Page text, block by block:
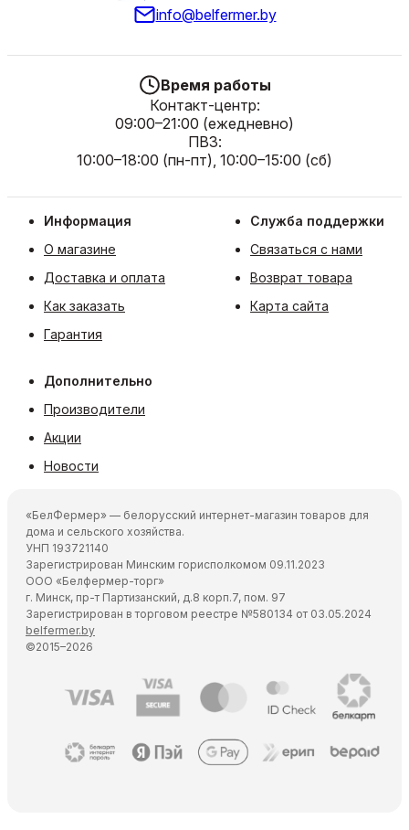
info@belfermer.by
Время работы
Контакт-центр:
09:00–21:00 (ежедневно)
ПВЗ:
10:00–18:00 (пн-пт), 10:00–15:00 (сб)
Информация
О магазине
Доставка и оплата
Как заказать
Гарантия
Служба поддержки
Связаться с нами
Возврат товара
Карта сайта
Дополнительно
Производители
Акции
Новости
«БелФермер» — белорусский интернет-магазин товаров для
дома и сельского хозяйства.
УНП 193721140
Зарегистрирован Минским горисполкомом 09.11.2023
ООО «Белфермер-торг»
г. Минск, пр-т Партизанский, д.8 корп.7, пом. 97
Зарегистрирован в торговом реестре №580134 от 03.05.2024
belfermer.by
©2015–2026